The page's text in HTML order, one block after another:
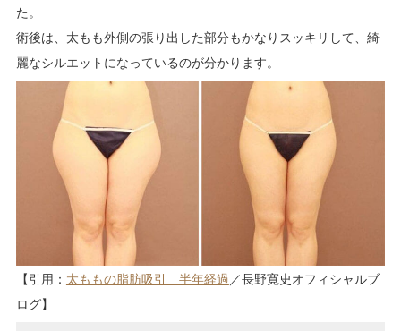
た。
術後は、太もも外側の張り出した部分もかなりスッキリして、綺
麗なシルエットになっているのが分かります。
【引用： 太ももの脂肪吸引 半年経過／長野寛史オフィシャルブ
ログ】